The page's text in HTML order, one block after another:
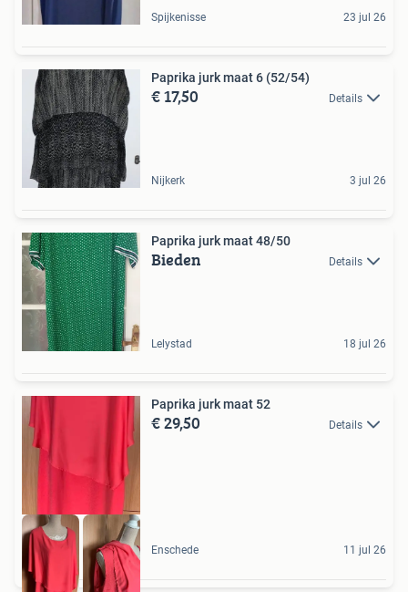
Spijkenisse 23 jul 26
Paprika jurk maat 6 (52/54)
€ 17,50 Details
Nijkerk 3 jul 26
Paprika jurk maat 48/50
Bieden Details
Lelystad 18 jul 26
Paprika jurk maat 52
€ 29,50 Details
Enschede 11 jul 26